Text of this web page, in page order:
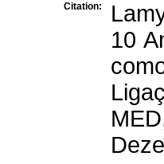
Citation:
10